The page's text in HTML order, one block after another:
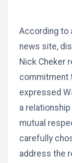
According to
news site,
Nick Cheker
commitment
expressed
a
mutual
carefully
address the